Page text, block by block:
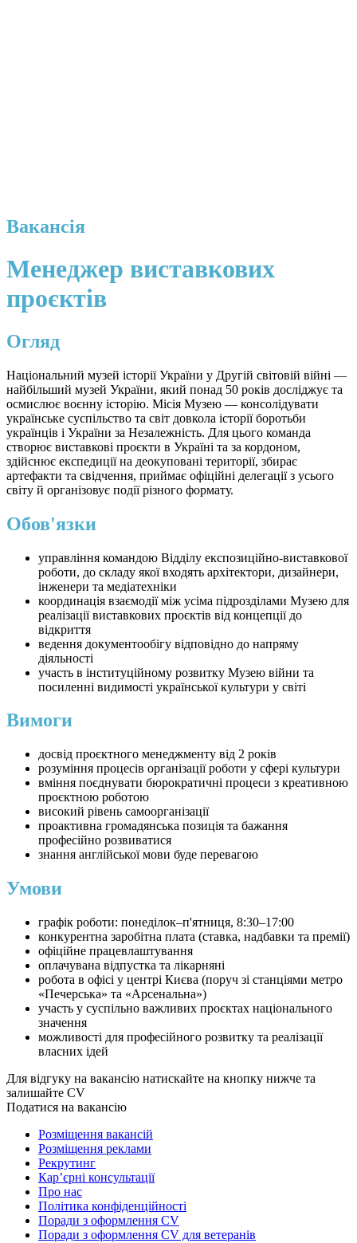
Вакансія
Менеджер виставкових
проєктів
Огляд
Національний музей історії України у Другій світовій війні —
найбільший музей України, який понад 50 років досліджує та
осмислює воєнну історію. Місія Музею — консолідувати
українське суспільство та світ довкола історії боротьби
українців і України за Незалежність. Для цього команда
створює виставкові проєкти в Україні та за кордоном,
здійснює експедиції на деокуповані території, збирає
артефакти та свідчення, приймає офіційні делегації з усього
світу й організовує події різного формату.
Обов'язки
управління командою Відділу експозиційно-виставкової
роботи, до складу якої входять архітектори, дизайнери,
інженери та медіатехніки
координація взаємодії між усіма підрозділами Музею для
реалізації виставкових проєктів від концепції до
відкриття
ведення документообігу відповідно до напряму
діяльності
участь в інституційному розвитку Музею війни та
посиленні видимості української культури у світі
Вимоги
досвід проєктного менеджменту від 2 років
розуміння процесів організації роботи у сфері культури
вміння поєднувати бюрократичні процеси з креативною
проєктною роботою
високий рівень самоорганізації
проактивна громадянська позиція та бажання
професійно розвиватися
знання англійської мови буде перевагою
Умови
графік роботи: понеділок–п'ятниця, 8:30–17:00
конкурентна заробітна плата (ставка, надбавки та премії)
офіційне працевлаштування
оплачувана відпустка та лікарняні
робота в офісі у центрі Києва (поруч зі станціями метро
«Печерська» та «Арсенальна»)
участь у суспільно важливих проєктах національного
значення
можливості для професійного розвитку та реалізації
власних ідей
Для відгуку на вакансію натискайте на кнопку нижче та
залишайте CV
Податися на вакансію
Розміщення вакансій
Розміщення реклами
Рекрутинг
Карʼєрні консультації
Про нас
Політика конфіденційності
Поради з оформлення CV
Поради з оформлення CV для ветеранів